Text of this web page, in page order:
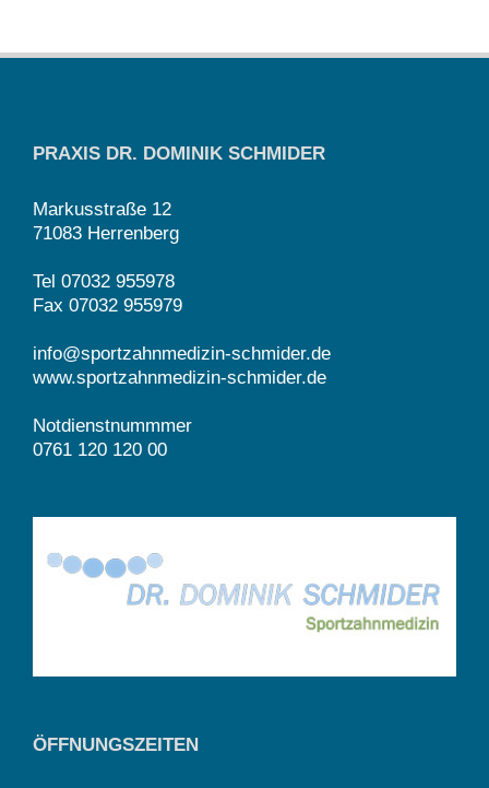
PRAXIS DR. DOMINIK SCHMIDER
Markusstraße 12
71083 Herrenberg
Tel 07032 955978
Fax 07032 955979
info@sportzahnmedizin-schmider.de
www.sportzahnmedizin-schmider.de
Notdienstnummmer
0761 120 120 00
ÖFFNUNGSZEITEN